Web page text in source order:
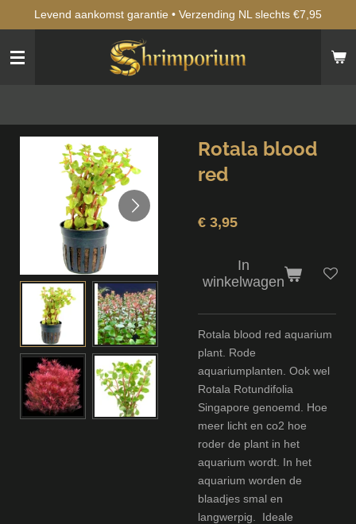
naar
hoofdinhoud
Levend aankomst garantie • Verzending NL slechts €7,95
Rotala blood
red
€ 3,95
In
winkelwagen
Rotala blood red aquarium
plant. Rode
aquariumplanten. Ook wel
Rotala Rotundifolia
Singapore genoemd. Hoe
meer licht en co2 hoe
roder de plant in het
aquarium wordt. In het
aquarium worden de
blaadjes smal en
langwerpig. Ideale